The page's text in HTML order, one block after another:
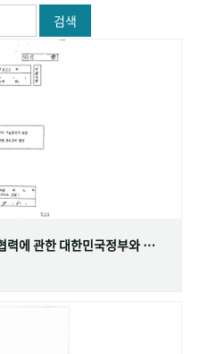
검색
가족계획 분야에 있어서의 기술협력에 관한 대한민국정부와 스웨덴 정부간의 협정